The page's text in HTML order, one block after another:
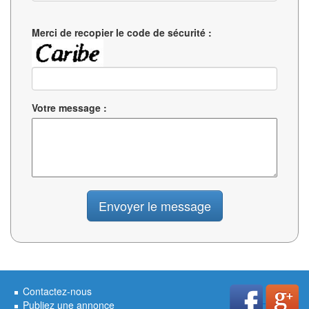
Merci de recopier le code de sécurité :
Votre message :
Contactez-nous
Publiez une annonce